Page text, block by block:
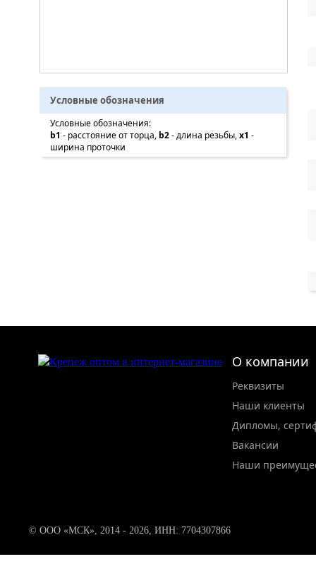
Условные обозначения
Условные обозначения:
b1 - расстояние от торца, b2- длина резьбы,x1 -
ширина проточки
О компании
Реквизиты
Наши клиенты
Дипломы,
Вакансии
Наши
© ООО «МСК», 2014 - 2026, ИНН: 7704307866